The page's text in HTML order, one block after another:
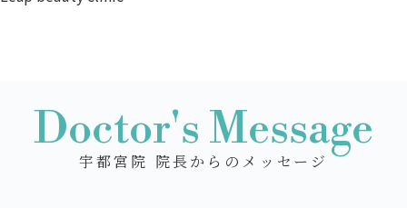
Doctor's Message
宇都宮院 院長からのメッセージ